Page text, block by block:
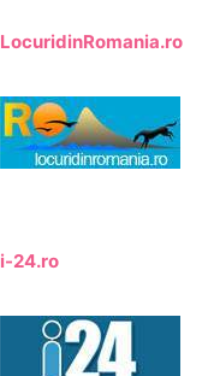
LocuridinRomania.ro
i-24.ro